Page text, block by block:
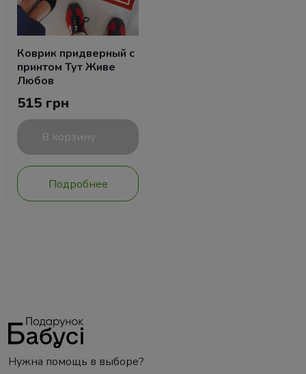
Коврик придверный с
принтом Тут Живе
Любов
515 грн
В корзину
Подробнее
Нужна помощь в выборе?